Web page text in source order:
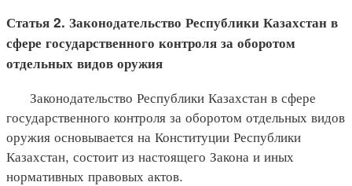
Статья 2. Законодательство Республики Казахстан в
сфере государственного контроля за оборотом
отдельных видов оружия
Законодательство Республики Казахстан в сфере
государственного контроля за оборотом отдельных видов
оружия основывается на Конституции Республики
Казахстан, состоит из настоящего Закона и иных
нормативных правовых актов.